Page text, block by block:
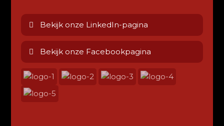
Bekijk onze LinkedIn-pagina
Bekijk onze Facebookpagina